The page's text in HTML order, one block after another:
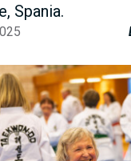
Spania.